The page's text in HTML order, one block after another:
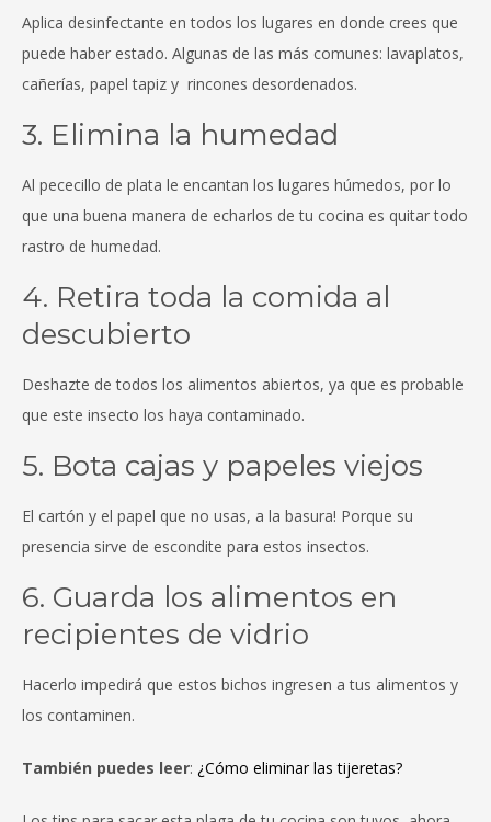
Aplica desinfectante en todos los lugares en donde crees que
puede haber estado. Algunas de las más comunes: lavaplatos,
cañerías, papel tapiz y rincones desordenados.
3. Elimina la humedad
Al pececillo de plata le encantan los lugares húmedos, por lo
que una buena manera de echarlos de tu cocina es quitar todo
rastro de humedad.
4. Retira toda la comida al
descubierto
Deshazte de todos los alimentos abiertos, ya que es probable
que este insecto los haya contaminado.
5. Bota cajas y papeles viejos
El cartón y el papel que no usas, a la basura! Porque su
presencia sirve de escondite para estos insectos.
6. Guarda los alimentos en
recipientes de vidrio
Hacerlo impedirá que estos bichos ingresen a tus alimentos y
los contaminen.
También puedes leer: ¿Cómo eliminar las tijeretas?